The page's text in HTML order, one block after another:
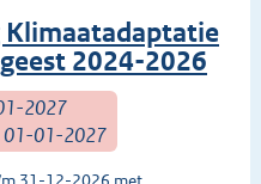
Klimaatadaptatie
2024-2026
2027
01-01-2027